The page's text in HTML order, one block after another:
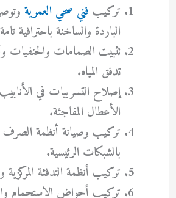
تركيب فني صحي العمرية
الباردة والساخنة باحترافية
تثبيت الصمامات والحنفيات
تدفق المياه.
إصلاح التسريبات في الأنابيب
الأعطال المفاجئة.
تركيب وصيانة أنظمة
بالشبكات الرئيسية.
تركيب أنظمة التدفئة المركزية
تركيب أحواض الاستحمام